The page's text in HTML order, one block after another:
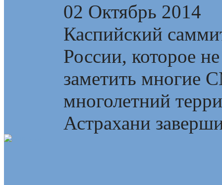
02 Октябрь 2014
Каспийский
России, которое
заметить многие
многолетний
Астрахани